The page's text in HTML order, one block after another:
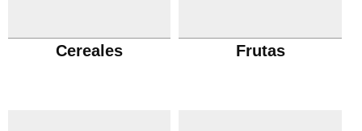
Cereales Frutas